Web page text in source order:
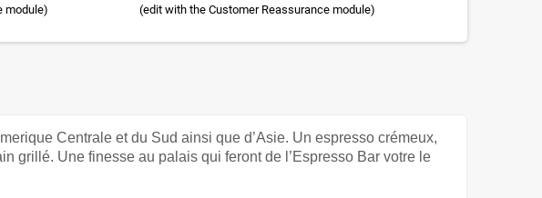
module)
(edit with the Customer Reassurance module)
Centrale et du Sud ainsi que d’Asie. Un espresso crémeux,
grillé. Une finesse au palais qui feront de l’Espresso Bar votre le